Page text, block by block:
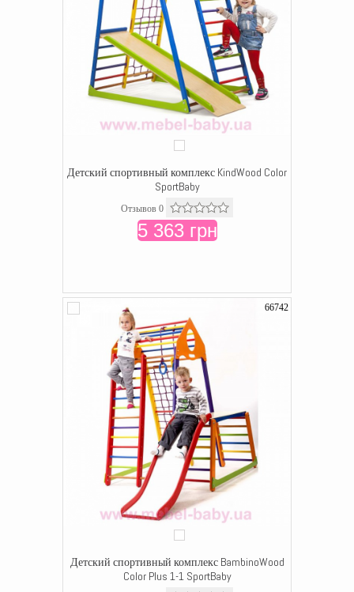
Детский спортивный комплекс KindWood Color
SportBaby
Отзывов 0
5 363 грн
66742
Детский спортивный комплекс BambinoWood
Color Plus 1-1 SportBaby